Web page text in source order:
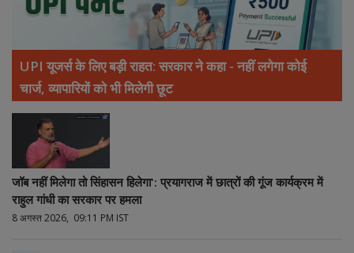
UPI यूजर्स के लिए बड़ी राहत: सरकार ने कहा - नहीं लगेगा कोई
चार्ज, व्यापारियों को भी मिलेगी छूट
जॉब नहीं मिलेगा तो सिंहासन हिलेगा': प्रयागराज में छात्रों की गूंज कार्यक्रम में
राहुल गांधी का सरकार पर हमला
8 अगस्त 2026, 09:11 PM IST